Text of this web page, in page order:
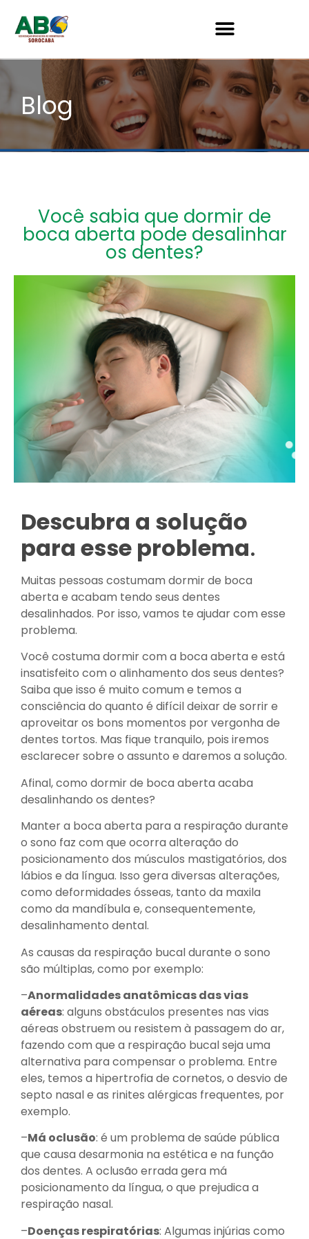
Blog
Você sabia que dormir de
boca aberta pode desalinhar
os dentes?
Descubra a solução
para esse problema.
Muitas pessoas costumam dormir de boca
aberta e acabam tendo seus dentes
desalinhados. Por isso, vamos te ajudar com esse
problema.
Você costuma dormir com a boca aberta e está
insatisfeito com o alinhamento dos seus dentes?
Saiba que isso é muito comum e temos a
consciência do quanto é difícil deixar de sorrir e
aproveitar os bons momentos por vergonha de
dentes tortos. Mas fique tranquilo, pois iremos
esclarecer sobre o assunto e daremos a solução.
Afinal, como dormir de boca aberta acaba
desalinhando os dentes?
Manter a boca aberta para a respiração durante
o sono faz com que ocorra alteração do
posicionamento dos músculos mastigatórios, dos
lábios e da língua. Isso gera diversas alterações,
como deformidades ósseas, tanto da maxila
como da mandíbula e, consequentemente,
desalinhamento dental.
As causas da respiração bucal durante o sono
são múltiplas, como por exemplo:
–Anormalidades anatômicas das vias
aéreas: alguns obstáculos presentes nas vias
aéreas obstruem ou resistem à passagem do ar,
fazendo com que a respiração bucal seja uma
alternativa para compensar o problema. Entre
eles, temos a hipertrofia de cornetos, o desvio de
septo nasal e as rinites alérgicas frequentes, por
exemplo.
–Má oclusão: é um problema de saúde pública
que causa desarmonia na estética e na função
dos dentes. A oclusão errada gera má
posicionamento da língua, o que prejudica a
respiração nasal.
–Doenças respiratórias: Algumas injúrias como